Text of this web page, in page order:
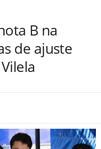
B na
de ajuste